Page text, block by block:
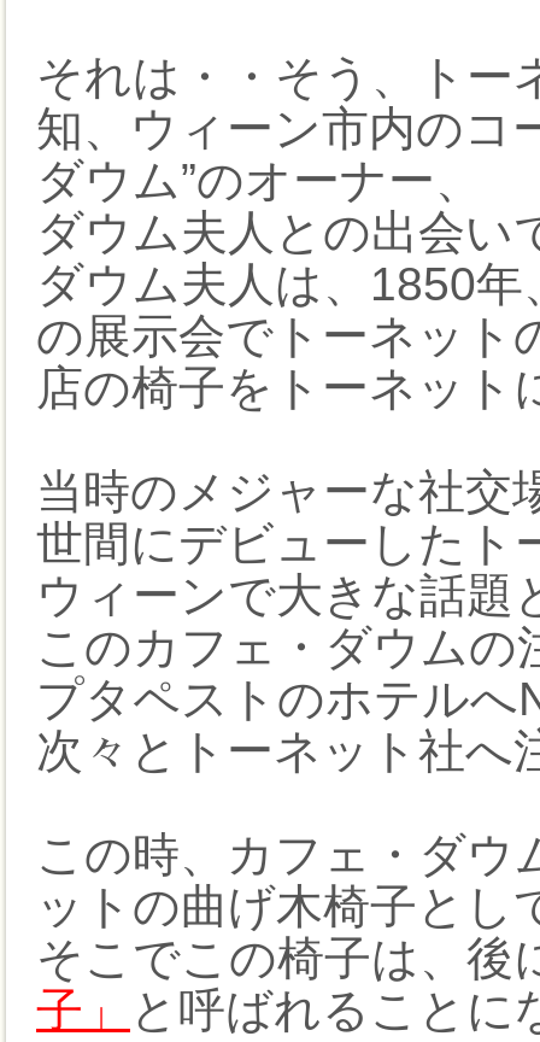
それは・・そう、トー
知、ウィーン市内のコ
ダウム”のオーナー、
ダウム夫人との出会い
ダウム夫人は、1850
の展示会でトーネット
店の椅子をトーネット
当時のメジャーな社交
世間にデビューしたト
ウィーンで大きな話題
このカフェ・ダウムの
プタペストのホテルへ
次々とトーネット社へ
この時、カフェ・ダウ
ットの曲げ木椅子とし
そこでこの椅子は、後
子」
と呼ばれることに